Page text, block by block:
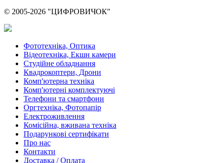
© 2005-2026 "ЦИФРОВИЧОК"
Фототехніка, Оптика
Відеотехніка, Екшн камери
Студійне обладнання
Квадрокоптери, Дрони
Комп'ютерна техніка
Комп'ютерні комплектуючі
Телефони та смартфони
Оргтехніка, Фотопапір
Електроживлення
Комісійна, вживана техніка
Подарункові сертифікати
Про нас
Контакти
Доставка / Оплата